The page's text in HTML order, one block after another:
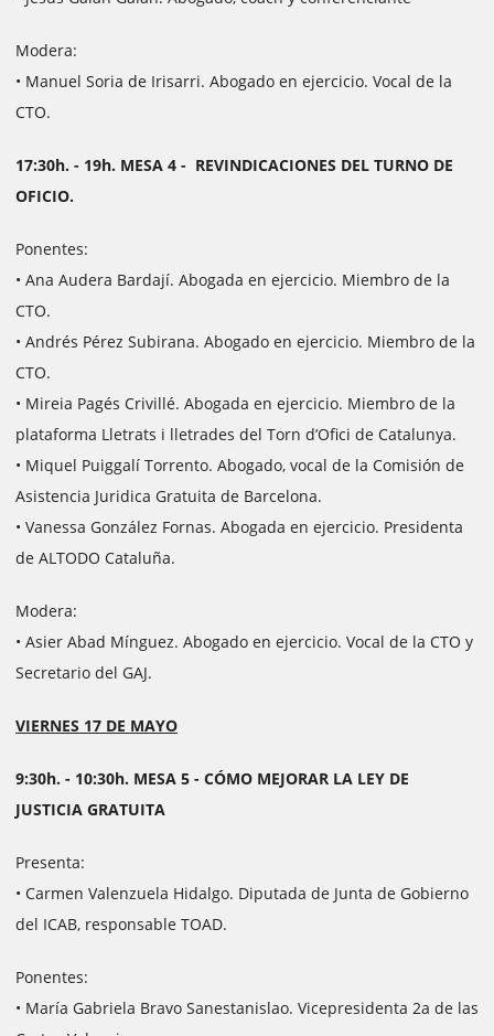
Modera:
• Manuel Soria de Irisarri. Abogado en ejercicio. Vocal de la
CTO.
17:30h. - 19h. MESA 4 - REVINDICACIONES DEL TURNO DE
OFICIO.
Ponentes:
• Ana Audera Bardají. Abogada en ejercicio. Miembro de la
CTO.
• Andrés Pérez Subirana. Abogado en ejercicio. Miembro de la
CTO.
• Mireia Pagés Crivillé. Abogada en ejercicio. Miembro de la
plataforma Lletrats i lletrades del Torn d’Ofici de Catalunya.
• Miquel Puiggalí Torrento. Abogado, vocal de la Comisión de
Asistencia Juridica Gratuita de Barcelona.
• Vanessa González Fornas. Abogada en ejercicio. Presidenta
de ALTODO Cataluña.
Modera:
• Asier Abad Mínguez. Abogado en ejercicio. Vocal de la CTO y
Secretario del GAJ.
VIERNES 17 DE MAYO
9:30h. - 10:30h. MESA 5 - CÓMO MEJORAR LA LEY DE
JUSTICIA GRATUITA
Presenta:
• Carmen Valenzuela Hidalgo. Diputada de Junta de Gobierno
del ICAB, responsable TOAD.
Ponentes:
• María Gabriela Bravo Sanestanislao. Vicepresidenta 2a de las